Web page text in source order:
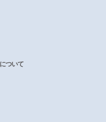
ついて